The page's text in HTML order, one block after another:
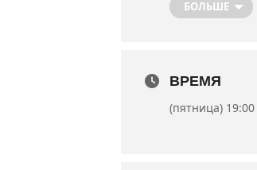
В ролях:
Премьера 12
Длительность
БОЛЬШЕ
ВРЕМЯ
(пятница)